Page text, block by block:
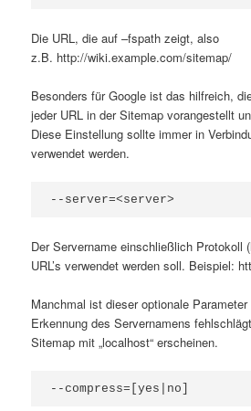
Die URL, die auf –fspath zeigt, also
z.B. http://wiki.example.com/sitemap/
Besonders für Google ist das hilfreich,
jeder URL in der Sitemap vorangestellt
Diese Einstellung sollte immer in
verwendet werden.
--server=<server>
Der Servername einschließlich Protokoll
URL’s verwendet werden soll. Beispiel:
Manchmal ist dieser optionale
Erkennung des Servernamens
Sitemap mit „localhost“ erscheinen.
--compress=[yes|no]